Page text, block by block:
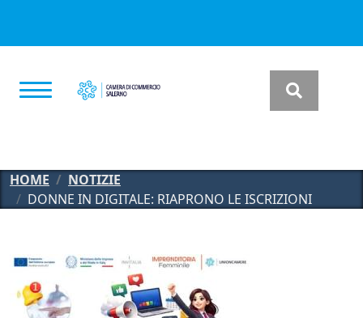
HOME
NOTIZIE
DONNE IN DIGITALE: RIAPRONO LE ISCRIZIONI